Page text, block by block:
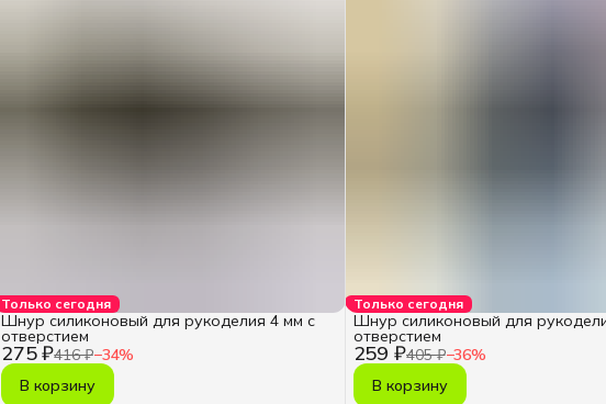
Только сегодня
275 ₽416 ₽−34%
Шнур силиконовый для рукоделия 4 мм с
отверстием
В корзину
Только сегодня
259 ₽405 ₽−36%
Шнур силиконовый для
отверстием
В корзину